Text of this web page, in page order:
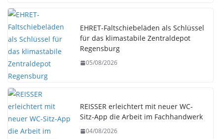
EHRET-Faltschiebeläden als Schlüssel
für das klimastabile Zentraldepot
Regensburg
05/08/2026
REISSER erleichtert mit neuer WC-
Sitz-App die Arbeit im Fachhandwerk
04/08/2026